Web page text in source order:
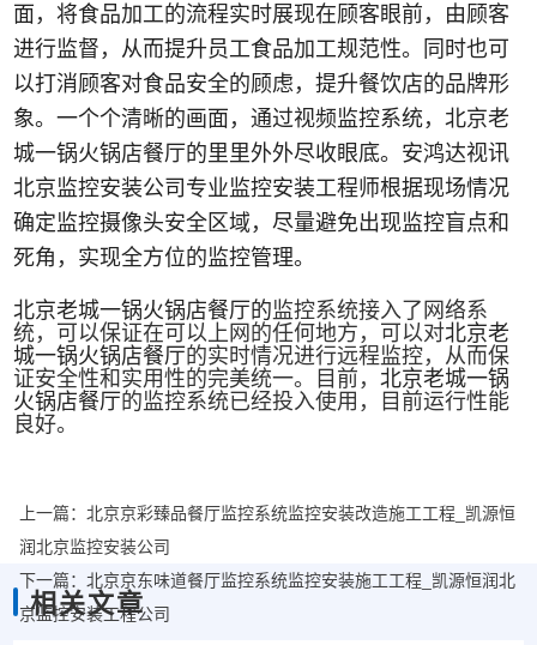
面，将食品加工的流程实时展现在顾客眼前，由顾客
进行监督，从而提升员工食品加工规范性。同时也可
以打消顾客对食品安全的顾虑，提升餐饮店的品牌形
象。一个个清晰的画面，通过视频监控系统，北京老
城一锅火锅店餐厅的里里外外尽收眼底。 安鸿达视讯
北京监控安装公司专业监控安装工程师根据现场情况
确定监控摄像头安全区域，尽量避免出现监控盲点和
死角，实现全方位的监控管理。
北京老城一锅火锅店餐厅的监控系统接入了网络系
统，可以保证在可以上网的任何地方，可以对北京老
城一锅火锅店餐厅的实时情况进行远程监控，从而保
证安全性和实用性的完美统一。目前，北京老城一锅
火锅店餐厅的监控系统已经投入使用，目前运行性能
良好。
上一篇： 北京京彩臻品餐厅监控系统监控安装改造施工工程_凯源恒
润北京监控安装公司
下一篇： 北京京东味道餐厅监控系统监控安装施工工程_凯源恒润北
京监控安装工程公司
相关文章